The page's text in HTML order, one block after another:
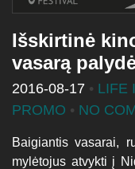
Išskirtinė
vasarą
2016-08-17 • LIFE
PROMO • NO
Baigiantis vasarai,
mylėtojus atvykti į